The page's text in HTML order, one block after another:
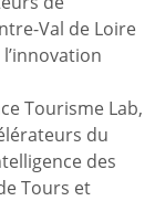
Val de Loire
Tourisme Lab,
du
des
Tours et